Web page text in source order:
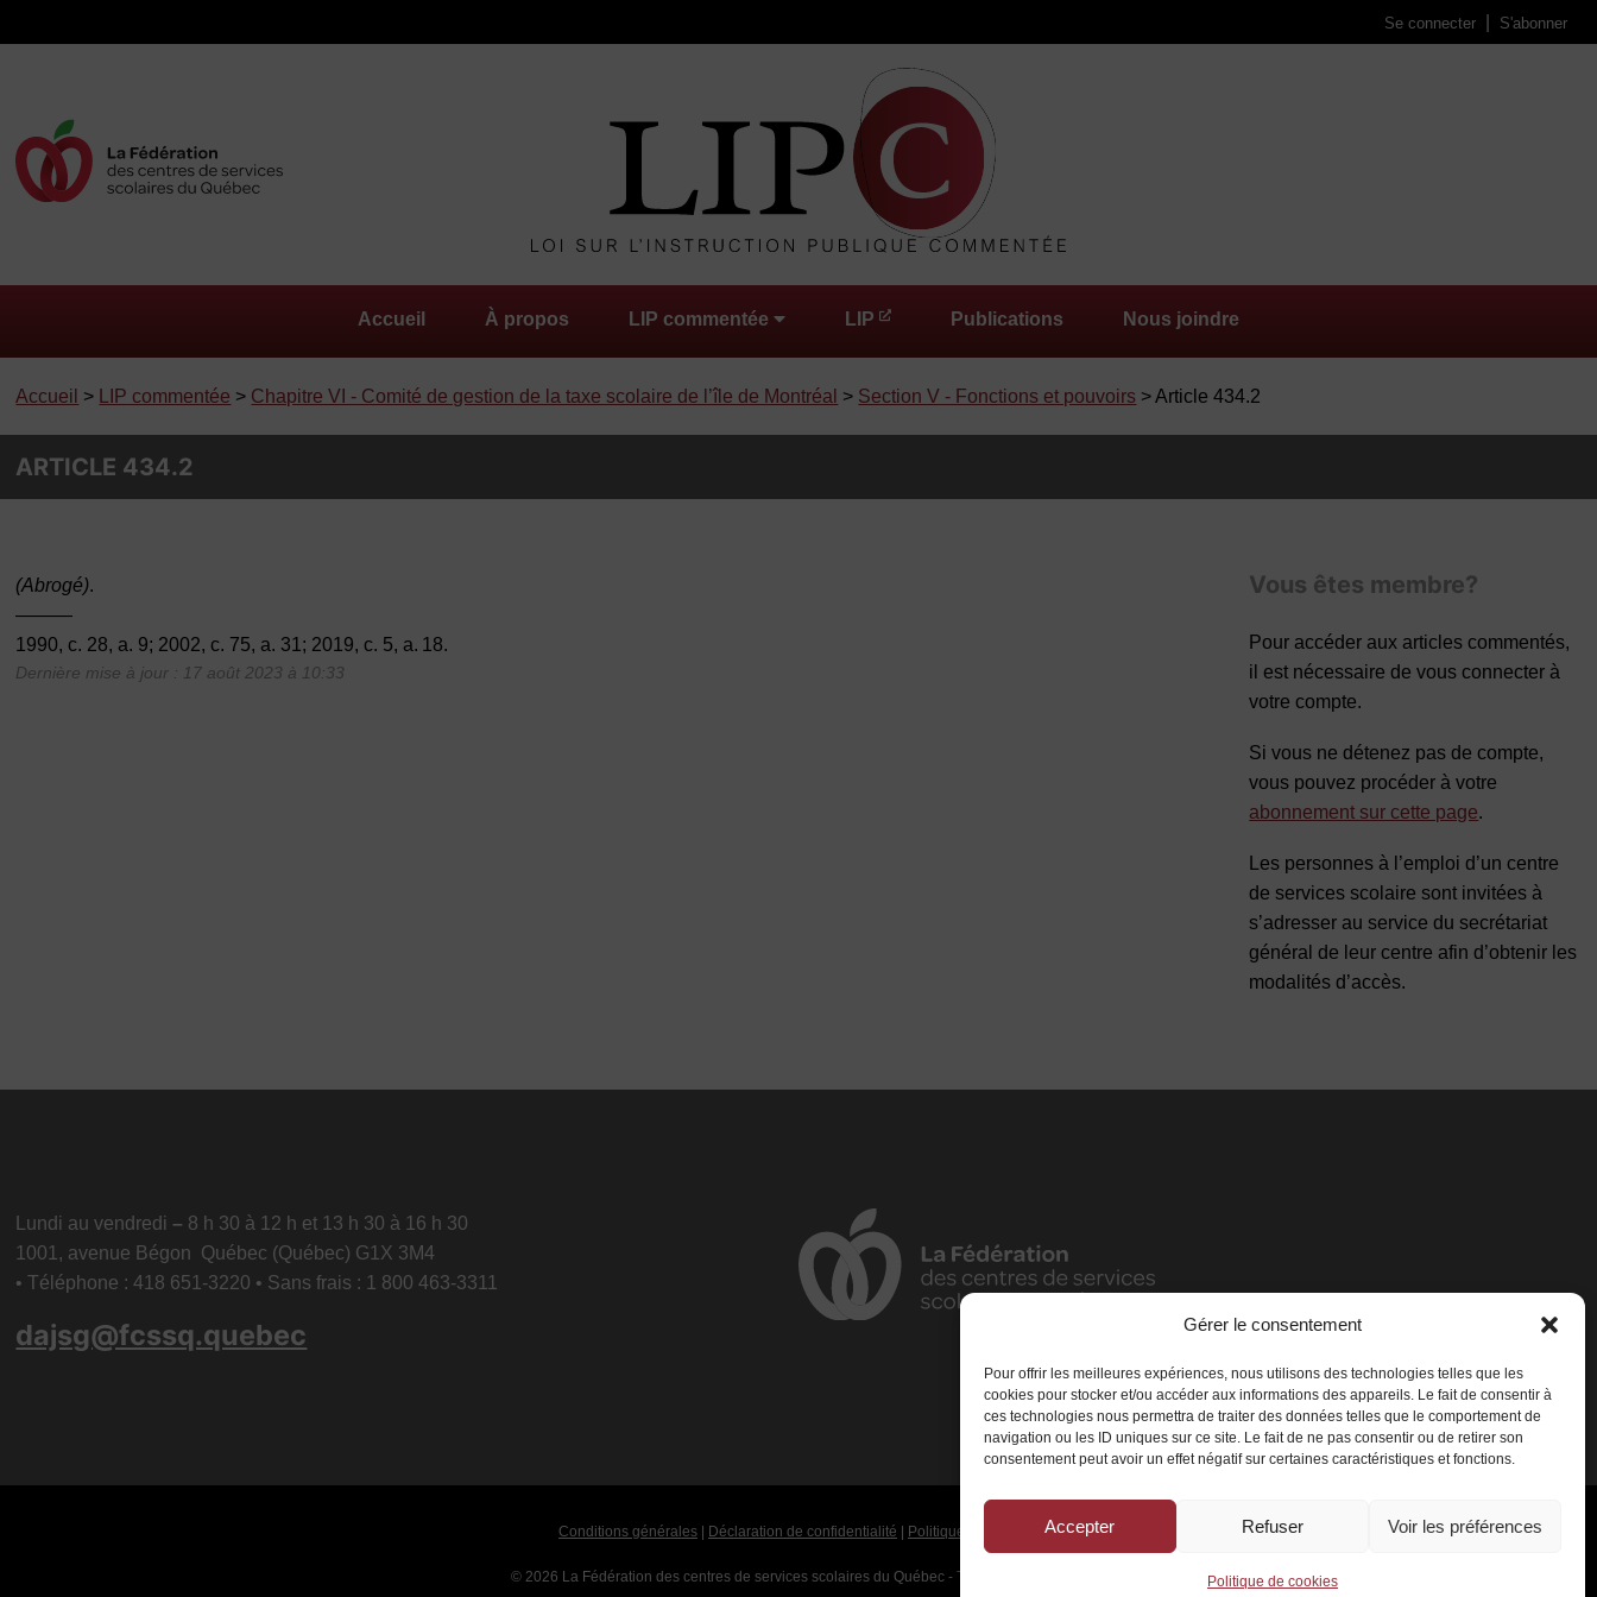
Gérer le consentement
Pour offrir les meilleures expériences, nous utilisons des technologies telles que les
cookies pour stocker et/ou accéder aux informations des appareils. Le fait de consentir à
ces technologies nous permettra de traiter des données telles que le comportement de
navigation ou les ID uniques sur ce site. Le fait de ne pas consentir ou de retirer son
consentement peut avoir un effet négatif sur certaines caractéristiques et fonctions.
Accepter Refuser Voir les préférences
Politique de cookies
Se connecter S'abonner
Accueil À propos LIP commentée LIP Publications Nous joindre
Accueil > LIP commentée > Chapitre VI - Comité de gestion de la taxe scolaire de l’île de Montréal > Section V - Fonctions et pouvoirs > Article 434.2
ARTICLE 434.2
(Abrogé).
———
1990, c. 28, a. 9; 2002, c. 75, a. 31; 2019, c. 5, a. 18.
Dernière mise à jour : 17 août 2023 à 10:33
Vous êtes membre?
Pour accéder aux articles commentés,
il est nécessaire de vous connecter à
votre compte.
Si vous ne détenez pas de compte,
vous pouvez procéder à votre
abonnement sur cette page.
Les personnes à l’emploi d’un centre
de services scolaire sont invitées à
s’adresser au service du secrétariat
général de leur centre afin d’obtenir les
modalités d’accès.
Lundi au vendredi– 8 h 30 à 12 h et 13 h 30 à 16 h 30
1001, avenue Bégon Québec (Québec) G1X 3M4
• Téléphone : 418 651-3220 • Sans frais : 1 800 463-3311
dajsg@fcssq.quebec
Conditions générales| Déclaration de confidentialité Politique de cookies
© 2026 La Fédération des centres de services scolaires du Québec - Tous droits réservés